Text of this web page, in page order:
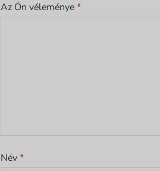
Az Ön véleménye*
Név*